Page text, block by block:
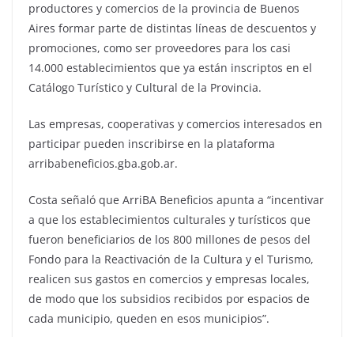
productores y comercios de la provincia de Buenos
Aires formar parte de distintas líneas de descuentos y
promociones, como ser proveedores para los casi
14.000 establecimientos que ya están inscriptos en el
Catálogo Turístico y Cultural de la Provincia.
Las empresas, cooperativas y comercios interesados en
participar pueden inscribirse en la plataforma
arribabeneficios.gba.gob.ar.
Costa señaló que ArriBA Beneficios apunta a “incentivar
a que los establecimientos culturales y turísticos que
fueron beneficiarios de los 800 millones de pesos del
Fondo para la Reactivación de la Cultura y el Turismo,
realicen sus gastos en comercios y empresas locales,
de modo que los subsidios recibidos por espacios de
cada municipio, queden en esos municipios”.